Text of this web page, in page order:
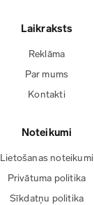
Laikraksts
Reklāma
Par mums
Kontakti
Noteikumi
Lietošanas noteikumi
Privātuma politika
Sīkdatņu politika